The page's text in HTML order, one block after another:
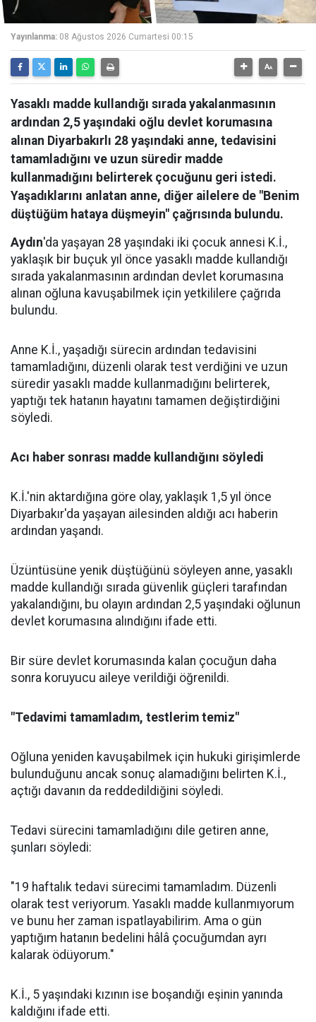
Yayınlanma: 08 Ağustos 2026 Cumartesi 00:15
Yasaklı madde kullandığı sırada yakalanmasının
ardından 2,5 yaşındaki oğlu devlet korumasına
alınan Diyarbakırlı 28 yaşındaki anne, tedavisini
tamamladığını ve uzun süredir madde
kullanmadığını belirterek çocuğunu geri istedi.
Yaşadıklarını anlatan anne, diğer ailelere de "Benim
düştüğüm hataya düşmeyin" çağrısında bulundu.
Aydın'da yaşayan 28 yaşındaki iki çocuk annesi K.İ.,
yaklaşık bir buçuk yıl önce yasaklı madde kullandığı
sırada yakalanmasının ardından devlet korumasına
alınan oğluna kavuşabilmek için yetkililere çağrıda
bulundu.
Anne K.İ., yaşadığı sürecin ardından tedavisini
tamamladığını, düzenli olarak test verdiğini ve uzun
süredir yasaklı madde kullanmadığını belirterek,
yaptığı tek hatanın hayatını tamamen değiştirdiğini
söyledi.
Acı haber sonrası madde kullandığını söyledi
K.İ.'nin aktardığına göre olay, yaklaşık 1,5 yıl önce
Diyarbakır'da yaşayan ailesinden aldığı acı haberin
ardından yaşandı.
Üzüntüsüne yenik düştüğünü söyleyen anne, yasaklı
madde kullandığı sırada güvenlik güçleri tarafından
yakalandığını, bu olayın ardından 2,5 yaşındaki oğlunun
devlet korumasına alındığını ifade etti.
Bir süre devlet korumasında kalan çocuğun daha
sonra koruyucu aileye verildiği öğrenildi.
"Tedavimi tamamladım, testlerim temiz"
Oğluna yeniden kavuşabilmek için hukuki girişimlerde
bulunduğunu ancak sonuç alamadığını belirten K.İ.,
açtığı davanın da reddedildiğini söyledi.
Tedavi sürecini tamamladığını dile getiren anne,
şunları söyledi:
"19 haftalık tedavi sürecimi tamamladım. Düzenli
olarak test veriyorum. Yasaklı madde kullanmıyorum
ve bunu her zaman ispatlayabilirim. Ama o gün
yaptığım hatanın bedelini hâlâ çocuğumdan ayrı
kalarak ödüyorum."
K.İ., 5 yaşındaki kızının ise boşandığı eşinin yanında
kaldığını ifade etti.